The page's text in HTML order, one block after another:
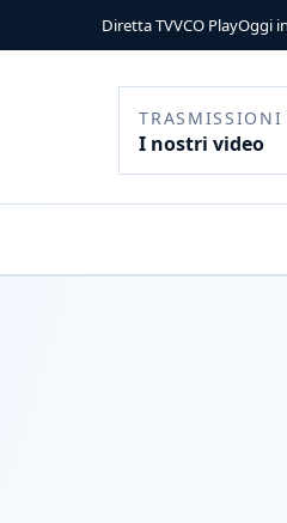
Diretta TVVCO PlayOggi
TRASMISSIONI
I nostri video